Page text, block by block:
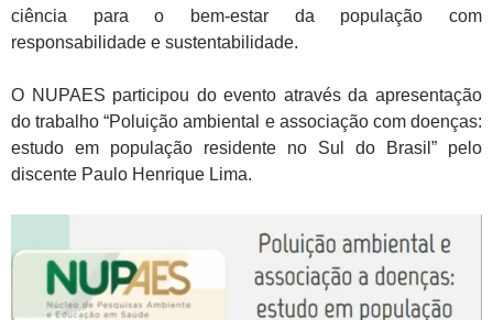
ciência para o bem-estar da população com
responsabilidade e sustentabilidade.
O NUPAES participou do evento através da apresentação
do trabalho “Poluição ambiental e associação com doenças:
estudo em população residente no Sul do Brasil” pelo
discente Paulo Henrique Lima.